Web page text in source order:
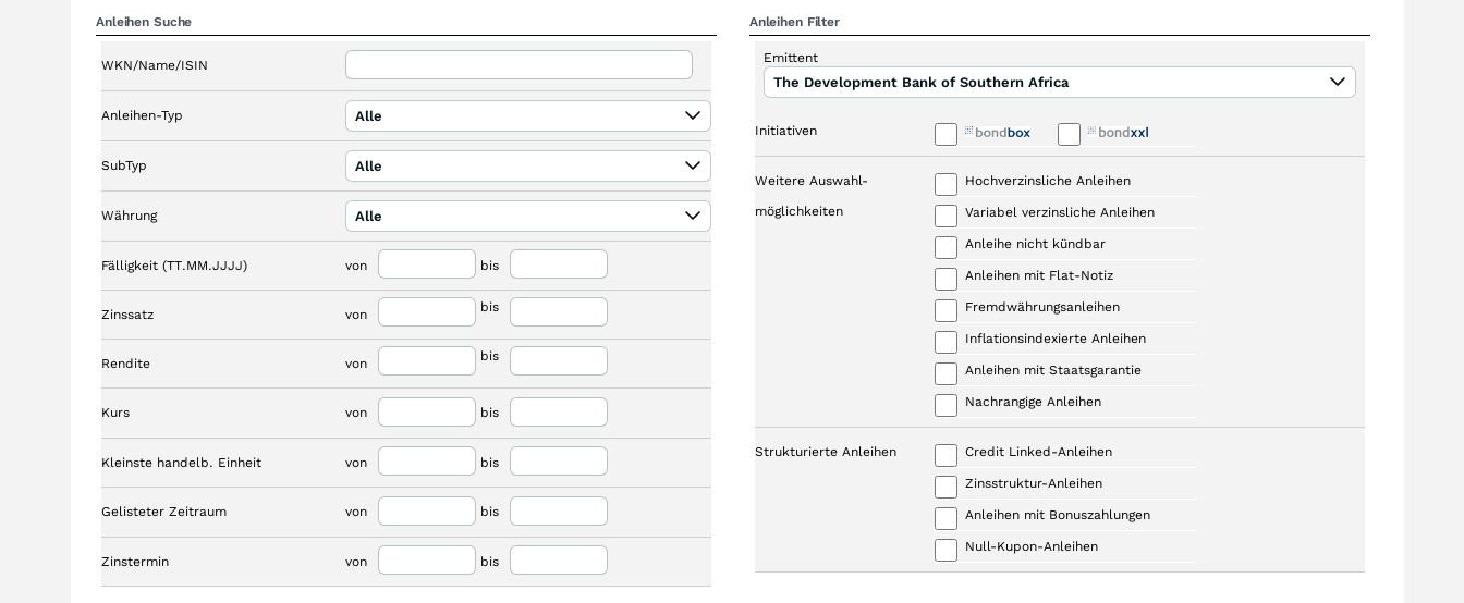
Anleihen Suche
WKN/Name/ISIN
Anleihen-Typ Alle
SubTyp Alle
Währung Alle
Fälligkeit (TT.MM.JJJJ) von bis
Zinssatz von bis
Rendite von bis
Kurs von bis
Kleinste handelb. Einheit von bis
Gelisteter Zeitraum von bis
Zinstermin von bis
Anleihen Filter
Emittent
The Development Bank of Southern Africa
Initiativen
Weitere Auswahl-
möglichkeiten
Hochverzinsliche Anleihen
Variabel verzinsliche Anleihen
Anleihe nicht kündbar
Anleihen mit Flat-Notiz
Fremdwährungsanleihen
Inflationsindexierte Anleihen
Anleihen mit Staatsgarantie
Nachrangige Anleihen
Strukturierte Anleihen Credit Linked-Anleihen
Zinsstruktur-Anleihen
Anleihen mit Bonuszahlungen
Null-Kupon-Anleihen